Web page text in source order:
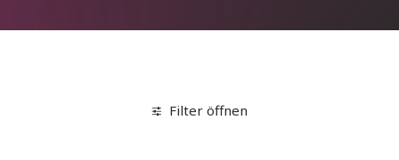
Filter öffnen